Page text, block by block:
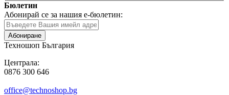
Бюлетин
Абонирай се за нашия е-бюлетин:
Абониране
Техношоп България
Централа:
0876 300 646
office@technoshop.bg